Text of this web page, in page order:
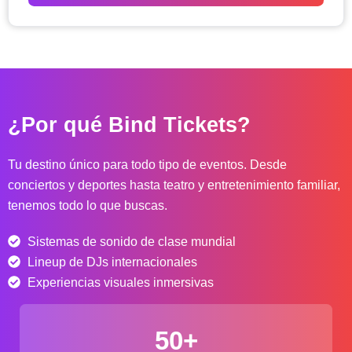
d
p
c
i
s
:
d
d
$
¿Por qué Bind Tickets?
Tu destino único para todo tipo de eventos. Desde
conciertos y deportes hasta teatro y entretenimiento familiar,
tenemos todo lo que buscas.
Sistemas de sonido de clase mundial
Lineup de DJs internacionales
Experiencias visuales inmersivas
50+